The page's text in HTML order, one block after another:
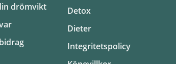
drömvikt
Detox
Dieter
Integritetspolicy